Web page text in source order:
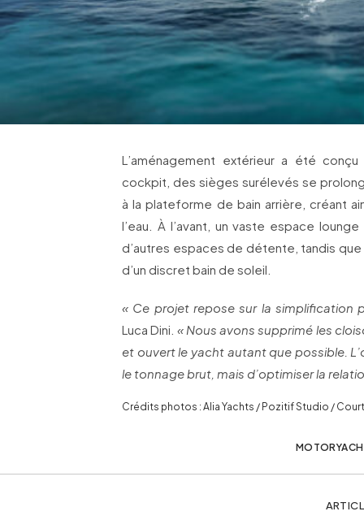
L’aménagement extérieur a été
cockpit, des sièges surélevés se
à la plateforme de bain arrière, créant
l’eau. À l’avant, un vaste espace
d’autres espaces de détente, tandis
d’un discret bain de soleil.
« Ce projet repose sur la simplification
Luca Dini.« Nous avons supprimé les
et ouvert le yacht autant que possible.
le tonnage brut, mais d’optimiser la
Crédits photos : Alia Yachts / Pozitif Studio /